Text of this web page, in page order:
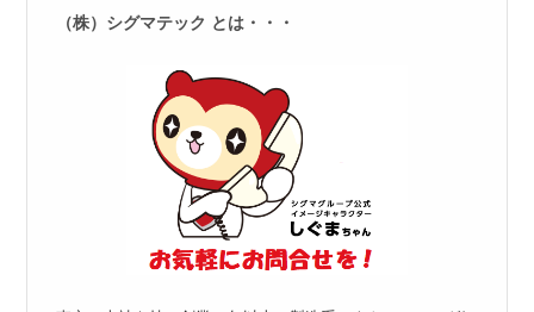
（株）シグマテック とは・・・